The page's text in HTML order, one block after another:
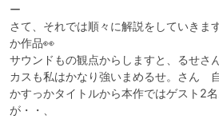
ー
さて、それでは順々に解説をしていきま
か作品👀
サウンドもの観点からしますと、るせさ
カスも私はかなり強いまめるせ。さん　
かすっかタイトルから本作ではゲスト2
が・・、